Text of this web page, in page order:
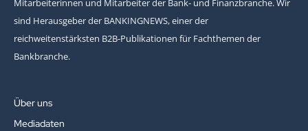
Mitarbeiterinnen und Mitarbeiter der Bank- und Finanzbranche. Wir
sind Herausgeber der BANKINGNEWS, einer der
reichweitenstärksten B2B-Publikationen für Fachthemen der
Bankbranche.
Über uns
Mediadaten